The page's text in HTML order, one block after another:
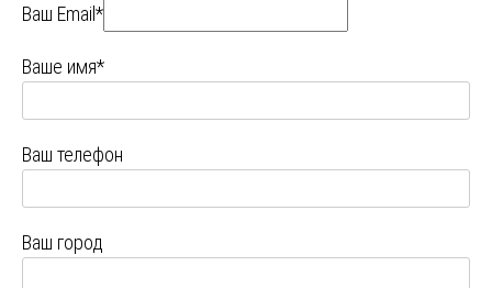
Ваш Email*
Ваше имя*
Ваш телефон
Ваш город